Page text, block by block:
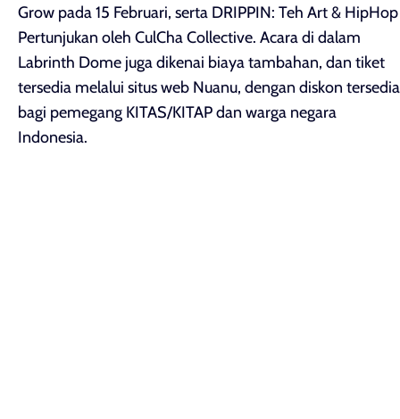
Grow pada 15 Februari, serta DRIPPIN: Teh Art & HipHop
Pertunjukan oleh CulCha Collective. Acara di dalam
Labrinth Dome juga dikenai biaya tambahan, dan tiket
tersedia melalui situs web Nuanu, dengan diskon tersedia
bagi pemegang KITAS/KITAP dan warga negara
Indonesia.